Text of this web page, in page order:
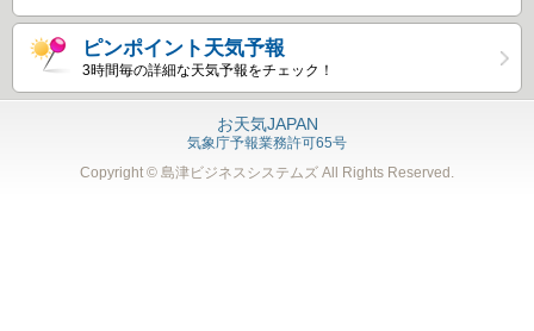
ピンポイント天気予報
3時間毎の詳細な天気予報をチェック！
お天気JAPAN
気象庁予報業務許可65号
Copyright © 島津ビジネスシステムズ All Rights Reserved.